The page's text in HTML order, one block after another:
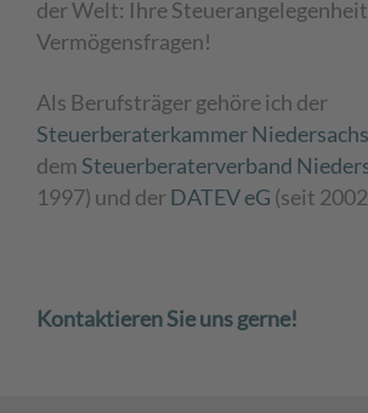
der Welt: Ihre
Vermögensfragen!
Als Berufsträger gehöre ich der
Steuerberaterkammer
dem Steuerberaterverband
1997) und derDATEV eG (seit
Kontaktieren Sie uns gerne!